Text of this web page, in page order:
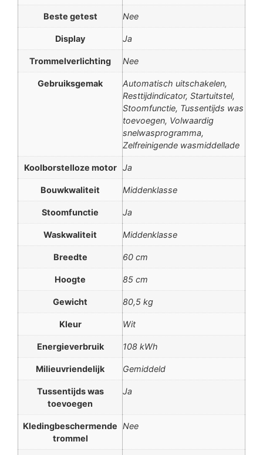
Beste getest Nee
Display Ja
Trommelverlichting Nee
Gebruiksgemak
Automatisch uitschakelen,
Resttijdindicator, Startuitstel,
Stoomfunctie, Tussentijds was
toevoegen, Volwaardig
snelwasprogramma,
Zelfreinigende wasmiddellade
Koolborstelloze motor Ja
Bouwkwaliteit Middenklasse
Stoomfunctie Ja
Waskwaliteit Middenklasse
Breedte 60 cm
Hoogte 85 cm
Gewicht 80,5 kg
Kleur Wit
Energieverbruik 108 kWh
Milieuvriendelijk Gemiddeld
Tussentijds was
toevoegen
Ja
Kledingbeschermende
trommel
Nee